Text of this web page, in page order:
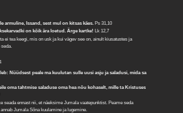
armuline, Issand, sest mul on kitsas käes. Ps 31,10
on kõik ära loetud. Ärge kartke! Lk 12,7
ei tea keegi, mis on usk ja kui vägev see on, ainult kiusatustes ja
seda.
Nüüdsest peale ma kuulutan sulle uusi asju ja saladusi, mida sa
oma tahtmise saladuse oma hea nõu kohaselt, mille ta Kristuses
seada ennast nii, et näeksime Jumala vaatepunktist. Peame seda
Jumala Sõna kuulamine ja lugemine.